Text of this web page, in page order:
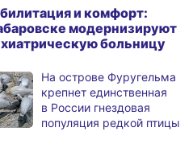
Хабаровска ремонтируют
дороги на улицах Калараша
и Космической
радиационный фон и пробки
в Хабаровске 10 августа
В Хабаровске идут
и комфорт:
модернизируют
больницу
На острове Фуругельма
крепнет единственная
в России гнездовая
популяция редкой птицы